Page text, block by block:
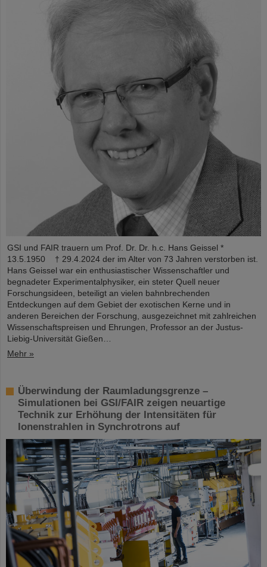
GSI und FAIR trauern um Prof. Dr. Dr. h.c. Hans Geissel *
13.5.1950 † 29.4.2024 der im Alter von 73 Jahren verstorben ist.
Hans Geissel war ein enthusiastischer Wissenschaftler und
begnadeter Experimentalphysiker, ein steter Quell neuer
Forschungsideen, beteiligt an vielen bahnbrechenden
Entdeckungen auf dem Gebiet der exotischen Kerne und in
anderen Bereichen der Forschung, ausgezeichnet mit zahlreichen
Wissenschaftspreisen und Ehrungen, Professor an der Justus-
Liebig-Universität Gießen…
Mehr »
Überwindung der Raumladungsgrenze –
Simulationen bei GSI/FAIR zeigen neuartige
Technik zur Erhöhung der Intensitäten für
Ionenstrahlen in Synchrotrons auf